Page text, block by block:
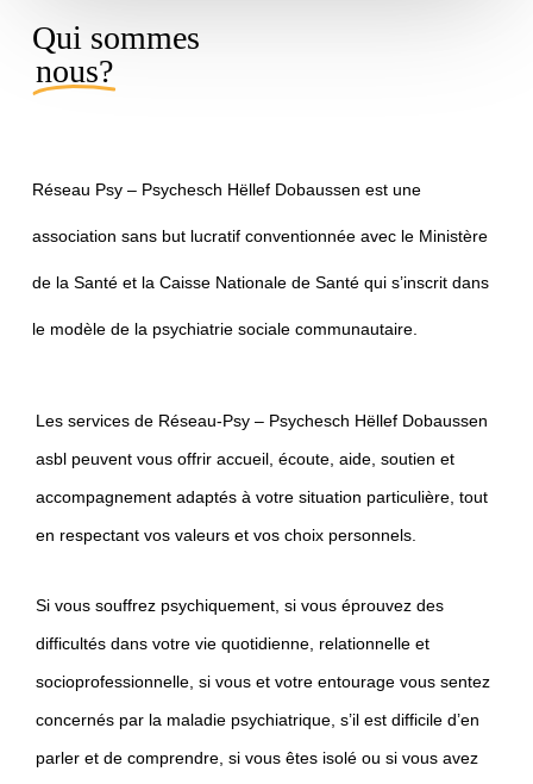
Qui sommes
nous?
Réseau Psy – Psychesch Hëllef Dobaussen est une
association sans but lucratif conventionnée avec le Ministère
de la Santé et la Caisse Nationale de Santé qui s’inscrit dans
le modèle de la psychiatrie sociale communautaire.
Les services de Réseau-Psy – Psychesch Hëllef Dobaussen
asbl peuvent vous offrir accueil, écoute, aide, soutien et
accompagnement adaptés à votre situation particulière, tout
en respectant vos valeurs et vos choix personnels.
Si vous souffrez psychiquement, si vous éprouvez des
difficultés dans votre vie quotidienne, relationnelle et
socioprofessionnelle, si vous et votre entourage vous sentez
concernés par la maladie psychiatrique, s’il est difficile d’en
parler et de comprendre, si vous êtes isolé ou si vous avez